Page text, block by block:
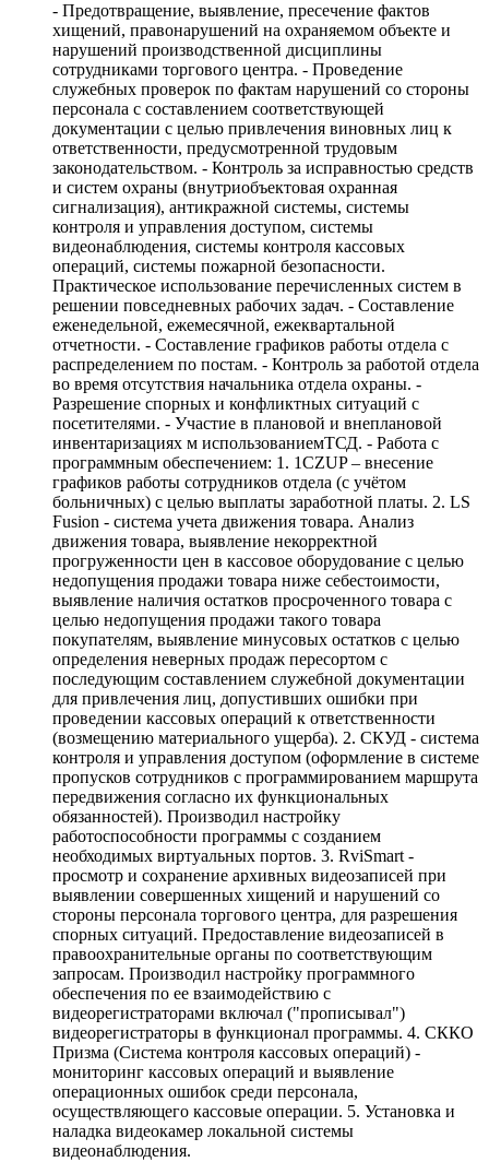
- Предотвращение, выявление, пресечение фактов
хищений, правонарушений на охраняемом объекте и
нарушений производственной дисциплины
сотрудниками торгового центра. - Проведение
служебных проверок по фактам нарушений со стороны
персонала с составлением соответствующей
документации с целью привлечения виновных лиц к
ответственности, предусмотренной трудовым
законодательством. - Контроль за исправностью средств
и систем охраны (внутриобъектовая охранная
сигнализация), антикражной системы, системы
контроля и управления доступом, системы
видеонаблюдения, системы контроля кассовых
операций, системы пожарной безопасности.
Практическое использование перечисленных систем в
решении повседневных рабочих задач. - Составление
еженедельной, ежемесячной, ежеквартальной
отчетности. - Составление графиков работы отдела с
распределением по постам. - Контроль за работой отдела
во время отсутствия начальника отдела охраны. -
Разрешение спорных и конфликтных ситуаций с
посетителями. - Участие в плановой и внеплановой
инвентаризациях м использованиемТСД. - Работа с
программным обеспечением: 1. 1СZUP – внесение
графиков работы сотрудников отдела (с учётом
больничных) с целью выплаты заработной платы. 2. LS
Fusion - система учета движения товара. Анализ
движения товара, выявление некорректной
прогруженности цен в кассовое оборудование с целью
недопущения продажи товара ниже себестоимости,
выявление наличия остатков просроченного товара с
целью недопущения продажи такого товара
покупателям, выявление минусовых остатков с целью
определения неверных продаж пересортом с
последующим составлением служебной документации
для привлечения лиц, допустивших ошибки при
проведении кассовых операций к ответственности
(возмещению материального ущерба). 2. СКУД - система
контроля и управления доступом (оформление в системе
пропусков сотрудников с программированием маршрута
передвижения согласно их функциональных
обязанностей). Производил настройку
работоспособности программы с созданием
необходимых виртуальных портов. 3. RviSmart -
просмотр и сохранение архивных видеозаписей при
выявлении совершенных хищений и нарушений со
стороны персонала торгового центра, для разрешения
спорных ситуаций. Предоставление видеозаписей в
правоохранительные органы по соответствующим
запросам. Производил настройку программного
обеспечения по ее взаимодействию с
видеорегистраторами включал ("прописывал")
видеорегистраторы в функционал программы. 4. СККО
Призма (Система контроля кассовых операций) -
мониторинг кассовых операций и выявление
операционных ошибок среди персонала,
осуществляющего кассовые операции. 5. Установка и
наладка видеокамер локальной системы
видеонаблюдения.